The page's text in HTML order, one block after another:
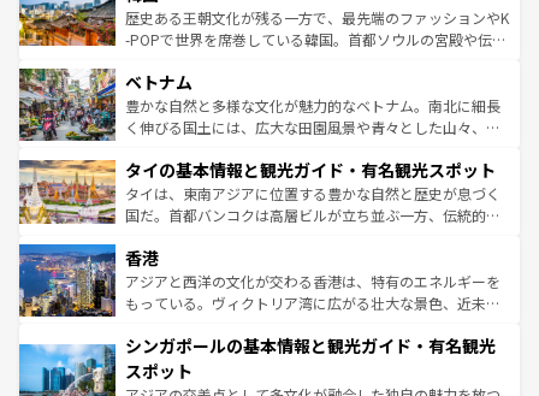
ビング、ハイキングなど、アウトドア好きにはたまらな
い。オーストラリアの多彩な魅力を存分に味わいつくそ
参照してほしい。
と山間の静けさが共存しており、訪れる人に新しい発見と
驚きをもたらしてくれる。また、奥深い台湾の食文化も魅
容にもいいと評判のスイーツなど、バラエティ豊かな料理
が味わえる。 なお、新着の台湾情報は コンテンツ一覧を参
照してほしい。
歴史ある王朝文化が残る一方で、最先端のファッションやK
-POPで世界を席巻している韓国。首都ソウルの宮殿や伝統
き、地方に足を延ばせば四季折々の自然美を楽しむことが
できる。そして、キムチや焼肉、絶品のストリートフード
まで、さまざまな韓国料理が待っている。夜には、韓国な
リティに包まれながら、韓国の多彩な魅力を心ゆくまで味
わってみてほしい。 なお、新着の韓国情報はコンテンツ一
覧を参照してほしい。
ベトナム
豊かな自然と多様な文化が魅力的なベトナム。南北に細長
く伸びる国土には、広大な田園風景や青々とした山々、世
急速な発展と共に伝統が息づく。ハノイの古い町並みやホ
ーチミン市のフランス統治時代の建物も、独特の雰囲気を
醸し出している。また、バラエティの豊かさとおいしさで
とつ。フォーやバインミー、ベトナムコーヒーなどは、ぜ
ひ現地で味わいたい。どの地域を訪れてもあたたかい人々
が旅行者を迎えてくれるので、きっと忘れられない旅にな
参照してほしい。
タイの基本情報と観光ガイド・有名観光スポット
タイは、東南アジアに位置する豊かな自然と歴史が息づく
国だ。首都バンコクは高層ビルが立ち並ぶ一方、伝統的な
の活気が交差している。北部ではチェンマイなどの山岳地
帯で自然と触れ合い、南部ではプーケットやクラビの美し
いビーチでリゾート気分を楽しむことができる。タイ料理
激する。気候は一年中温暖で、どの季節にも異なる楽しみ
が待っている。親しみやすいタイの人々、仏教を中心とし
た文化、そして多様な観光資源が、訪れる旅人を魅了し続
香港
アジアと西洋の文化が交わる香港は、特有のエネルギーを
もっている。ヴィクトリア湾に広がる壮大な景色、近未来
み、どこを訪れても感動するはず。観光スポットが密集し
ており、効率よく見どころを回れるのも魅力。息をのむよ
うな絶景から文化的な体験まで、香港を存分に楽しみ尽く
シンガポールの基本情報と観光ガイド・有名観光
スポット